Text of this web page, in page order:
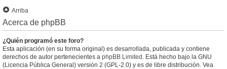
Arriba
Acerca de phpBB
¿Quién programó este foro?
Esta aplicación (en su forma original) es desarrollada, publicada y contiene
derechos de autor pertenecientes a phpBB Limited . Está hecho bajo la GNU
(Licencia Pública General) versión 2 (GPL-2.0) y es de libre distribución. Vea